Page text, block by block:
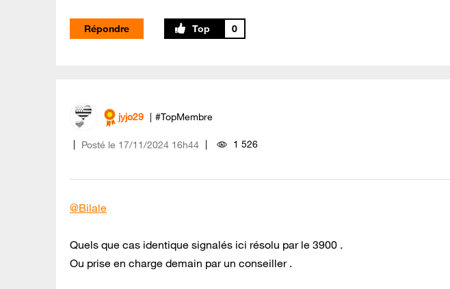
Répondre 0
jyjo29 #TopMembre
Posté le ‎17/11/2024 16h44 1 526
@Bilale
Quels que cas identique signalés ici résolu par le 3900 .
Ou prise en charge demain par un conseiller .